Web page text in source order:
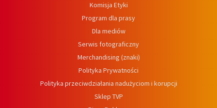
Komisja Etyki
Program dla prasy
Dla mediów
Serwis fotograficzny
Merchandising (znaki)
Polityka Prywatności
Polityka przeciwdziałania nadużyciom i korupcji
Sklep TVP